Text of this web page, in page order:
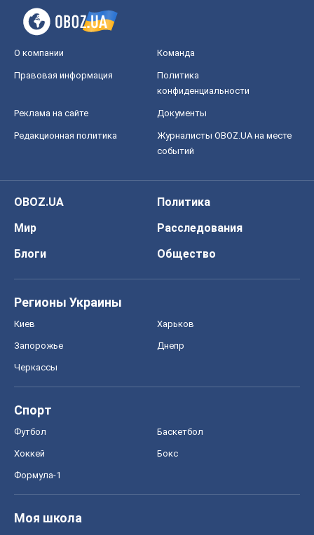
О компании Команда
Правовая информация
Политика
конфиденциальности
Реклама на сайте Документы
Редакционная политика
Журналисты OBOZ.UA на месте
событий
OBOZ.UA
Политика
Мир
Расследования
Блоги
Общество
Регионы Украины
Киев Харьков
Запорожье Днепр
Черкассы
Спорт
Футбол Баскетбол
Хоккей Бокс
Формула-1
Моя школа